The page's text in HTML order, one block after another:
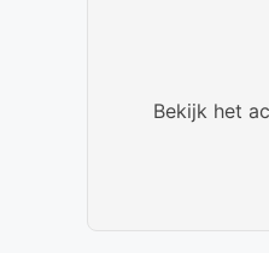
Bekijk het